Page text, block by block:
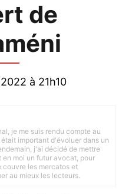
de
à 21h10
je me suis rendu compte au
important d'évoluer dans un
j'ai décidé de mettre
moi un futur avocat, pour
couvre les mercatos et
au mieux les lecteurs.